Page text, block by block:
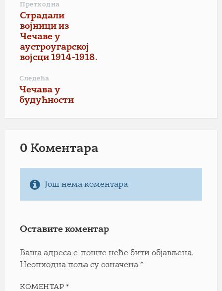
Претходна
Страдали
војници из
Чечаве у
аустроугарскоj
војсци 1914-1918.
Следећа
Чечава у
будућности
0 Коментарa
Још нема коментара
Оставите коментар
Ваша адреса е-поште неће бити објављена.
Неопходна поља су означена *
КОМЕНТАР*